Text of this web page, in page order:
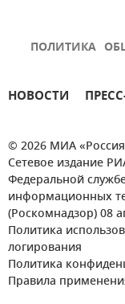
ПОЛИТИКА
НОВОСТИ
© 2026 МИА «Россия
Сетевое издание
Федеральной
информационных
(Роскомнадзор) 08
Политика
логирования
Политика
Правила